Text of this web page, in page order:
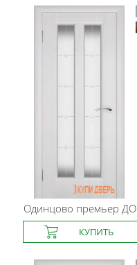
Одинцово премьер ДО